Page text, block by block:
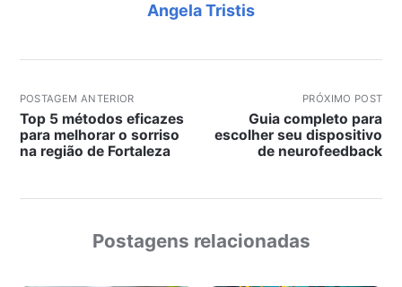
Angela Tristis
POSTAGEM ANTERIOR
Top 5 métodos eficazes
para melhorar o sorriso
na região de Fortaleza
PRÓXIMO POST
Guia completo para
escolher seu dispositivo
de neurofeedback
Postagens relacionadas